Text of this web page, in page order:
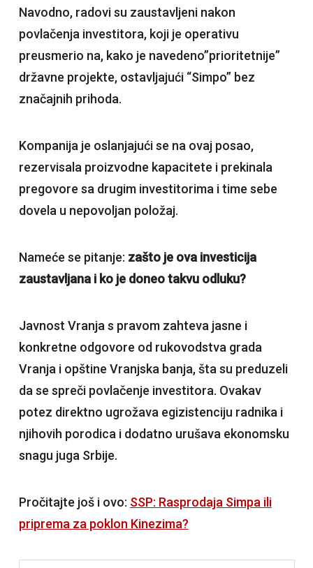
Navodno, radovi su zaustavljeni nakon
povlačenja investitora, koji je operativu
preusmerio na, kako je navedeno”prioritetnije”
državne projekte, ostavljajući “Simpo” bez
značajnih prihoda.
Kompanija je oslanjajući se na ovaj posao,
rezervisala proizvodne kapacitete i prekinala
pregovore sa drugim investitorima i time sebe
dovela u nepovoljan položaj.
Nameće se pitanje: zašto je ova investicija
zaustavljana i ko je doneo takvu odluku?
Javnost Vranja s pravom zahteva jasne i
konkretne odgovore od rukovodstva grada
Vranja i opštine Vranjska banja, šta su preduzeli
da se spreči povlačenje investitora. Ovakav
potez direktno ugrožava egizistenciju radnika i
njihovih porodica i dodatno urušava ekonomsku
snagu juga Srbije.
Pročitajte još i ovo: SSP: Rasprodaja Simpa ili
priprema za poklon Kinezima?